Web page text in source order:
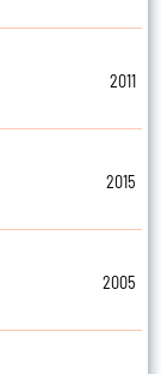
2011
2015
2005